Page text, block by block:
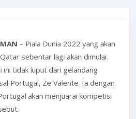
– Piala Dunia 2022 yang akan
sebentar lagi akan dimulai.
tidak luput dari gelandang
Portugal, Ze Valente. Ia dengan
akan menjuarai kompetisi